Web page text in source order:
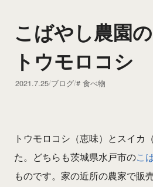
こばやし農園
トウモロコシ
2021.7.25 ブログ 食べ物
トウモロコシ（恵味）とスイカ
た。どちらも茨城県水戸市のこ
ものです。家の近所の農家で販